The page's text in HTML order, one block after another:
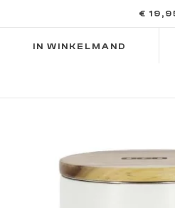
€
IN WINKELMAND